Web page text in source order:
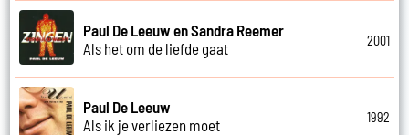
Paul De Leeuw en Sandra Reemer
Als het om de liefde gaat
2001
Paul De Leeuw
Als ik je verliezen moet
1992